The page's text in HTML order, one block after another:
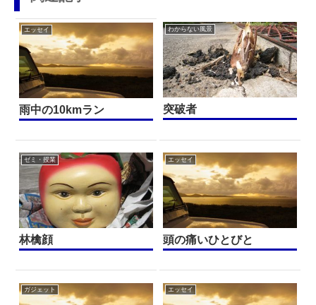
エッセイ
雨中の10kmラン
わからない風景
突破者
ゼミ・授業
林檎顔
エッセイ
頭の痛いひとびと
ガジェット エッセイ